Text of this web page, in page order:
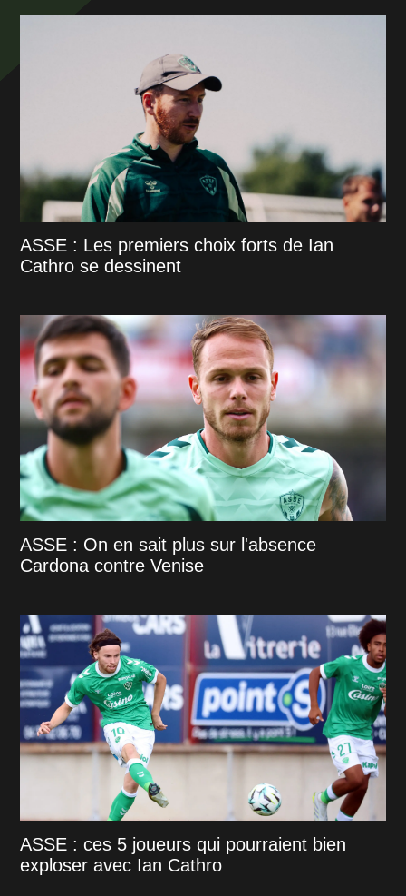
ASSE : Les premiers choix forts de Ian
Cathro se dessinent
ASSE : On en sait plus sur l'absence
Cardona contre Venise
ASSE : ces 5 joueurs qui pourraient bien
exploser avec Ian Cathro